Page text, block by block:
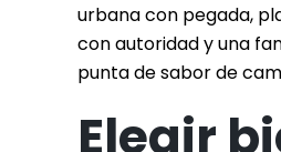
urbana con pegada,
con autoridad y una
punta de sabor de
Elegir